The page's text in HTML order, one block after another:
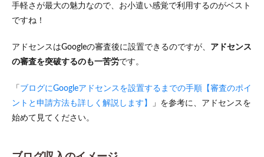
4.1
ス
WrodPress
作成する
4.2
ップ
2：
ASPア
フィ
を始
手軽さが最大の魅力なので、お小遣い感覚で利用するのがベスト
ですね！
アドセンスはGoogleの審査後に設置できるのですが、 アドセンス
の審査を突破するのも一苦労です。
「 ブログにGoogleアドセンスを設置するまでの手順【審査のポイ
ントと申請方法も詳しく解説します】
」を参考に、アドセンスを
始めて見てください。